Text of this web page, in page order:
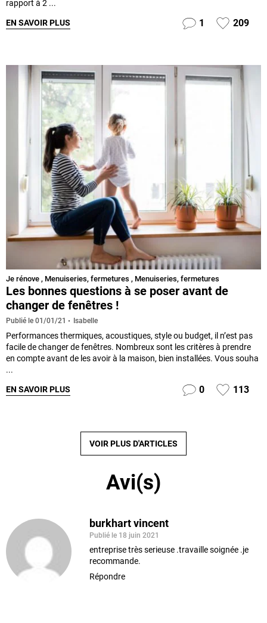
rapport à 2 ...
EN SAVOIR PLUS 1 209
Je rénove , Menuiseries, fermetures , Menuiseries, fermetures
Les bonnes questions à se poser avant de
changer de fenêtres !
Publié le 01/01/21 Isabelle
Performances thermiques, acoustiques, style ou budget, il n’est pas
facile de changer de fenêtres. Nombreux sont les critères à prendre
en compte avant de les avoir à la maison, bien installées. Vous souha
...
EN SAVOIR PLUS 0 113
VOIR PLUS D'ARTICLES
Avi(s)
burkhart vincent
Publié le 18 juin 2021
entreprise très serieuse .travaille soignée .je
recommande.
Répondre